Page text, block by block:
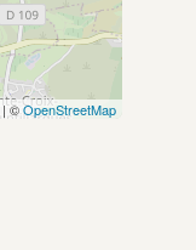
| ©OpenStreetMap